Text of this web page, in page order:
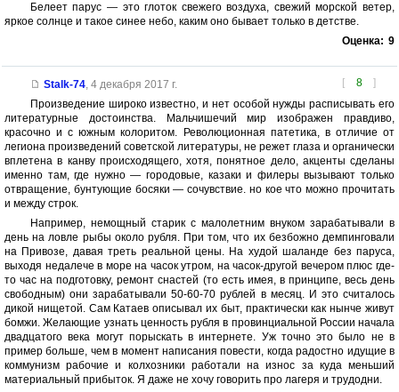
Белеет парус — это глоток свежего воздуха, свежий морской ветер,
яркое солнце и такое синее небо, каким оно бывает только в детстве.
Оценка: 9
[ 8 ]
Stalk-74, 4 декабря 2017 г.
Произведение широко известно, и нет особой нужды расписывать его
литературные достоинства. Мальчишечий мир изображен правдиво,
красочно и с южным колоритом. Революционная патетика, в отличие от
легиона произведений советской литературы, не режет глаза и органически
вплетена в канву происходящего, хотя, понятное дело, акценты сделаны
именно там, где нужно — городовые, казаки и филеры вызывают только
отвращение, бунтующие босяки — сочувствие. но кое что можно прочитать
и между строк.
Например, немощный старик с малолетним внуком зарабатывали в
день на ловле рыбы около рубля. При том, что их безбожно демпинговали
на Привозе, давая треть реальной цены. На худой шаланде без паруса,
выходя недалече в море на часок утром, на часок-другой вечером плюс где-
то час на подготовку, ремонт снастей (то есть имея, в принципе, весь день
свободным) они зарабатывали 50-60-70 рублей в месяц. И это считалось
дикой нищетой. Сам Катаев описывал их быт, практически как нынче живут
бомжи. Желающие узнать ценность рубля в провинциальной России начала
двадцатого века могут порыскать в интернете. Уж точно это было не в
пример больше, чем в момент написания повести, когда радостно идущие в
коммунизм рабочие и колхозники работали на износ за куда меньший
материальный прибыток. Я даже не хочу говорить про лагеря и трудодни.